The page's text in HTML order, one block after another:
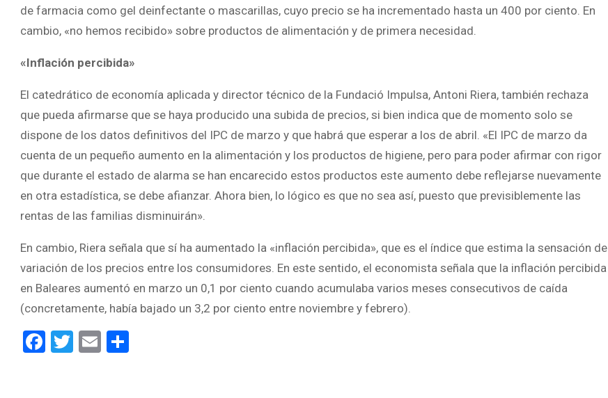
de farmacia como gel deinfectante o mascarillas, cuyo precio se ha incrementado hasta un 400 por ciento. En
cambio, «no hemos recibido» sobre productos de alimentación y de primera necesidad.
«Inflación percibida»
El catedrático de economía aplicada y director técnico de la Fundació Impulsa, Antoni Riera, también rechaza
que pueda afirmarse que se haya producido una subida de precios, si bien indica que de momento solo se
dispone de los datos definitivos del IPC de marzo y que habrá que esperar a los de abril. «El IPC de marzo da
cuenta de un pequeño aumento en la alimentación y los productos de higiene, pero para poder afirmar con rigor
que durante el estado de alarma se han encarecido estos productos este aumento debe reflejarse nuevamente
en otra estadística, se debe afianzar. Ahora bien, lo lógico es que no sea así, puesto que previsiblemente las
rentas de las familias disminuirán».
En cambio, Riera señala que sí ha aumentado la «inflación percibida», que es el índice que estima la sensación de
variación de los precios entre los consumidores. En este sentido, el economista señala que la inflación percibida
en Baleares aumentó en marzo un 0,1 por ciento cuando acumulaba varios meses consecutivos de caída
(concretamente, había bajado un 3,2 por ciento entre noviembre y febrero).
Facebook
Twitter
Email